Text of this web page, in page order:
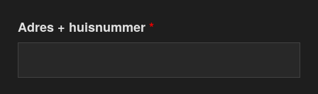
Adres + huisnummer*